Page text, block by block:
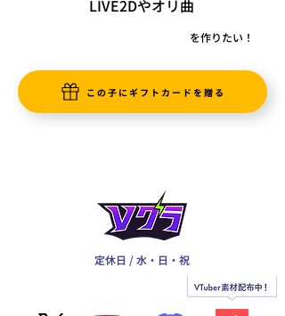
LIVE2Dやオリ曲
を作りたい！
この子にギフトカードを贈る
定休日 / 水・日・祝